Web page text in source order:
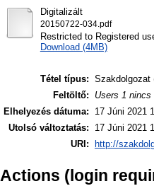
Digitalizált
20150722-034.pdf
Restricted to Registered
Download (4MB)
Tétel típus: Szakdolgozat
Feltöltő:
Users 1 nincs
Elhelyezés dátuma:
17 Júni 2021
Utolsó változtatás:
17 Júni 2021
URI:
http://
Actions (login